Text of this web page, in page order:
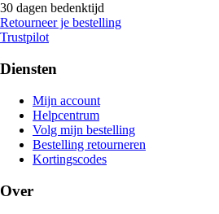
30 dagen bedenktijd
Retourneer je bestelling
Trustpilot
Diensten
Mijn account
Helpcentrum
Volg mijn bestelling
Bestelling retourneren
Kortingscodes
Over